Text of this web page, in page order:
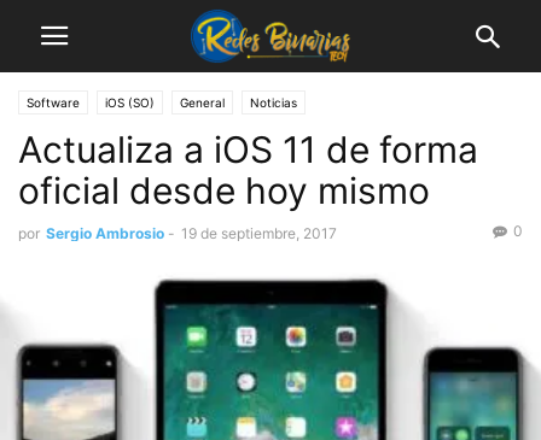
Software iOS (SO) General Noticias
Actualiza a iOS 11 de forma
oficial desde hoy mismo
por Sergio Ambrosio - 19 de septiembre, 2017 0